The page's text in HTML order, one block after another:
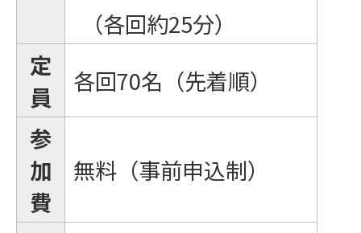
（各回約25分）
定
員
各回70名（先着順）
参
加
費
無料（事前申込制）